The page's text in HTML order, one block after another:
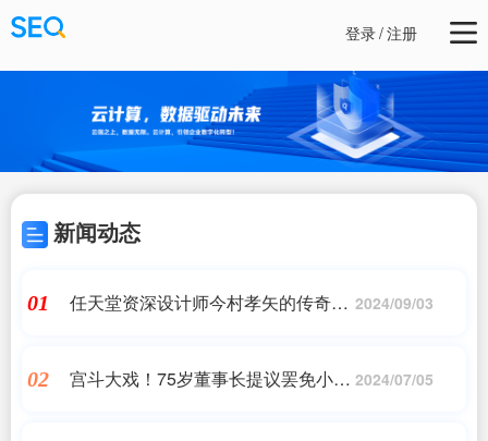
登录/注册
新闻动态
01
任天堂资深设计师今村孝矢的传奇人 2024/09/03
02
宫斗大戏！75岁董事长提议罢免小儿 2024/07/05